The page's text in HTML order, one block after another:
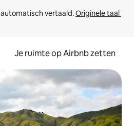
vertaald. Originele taal
Je ruimte op Airbnb zetten